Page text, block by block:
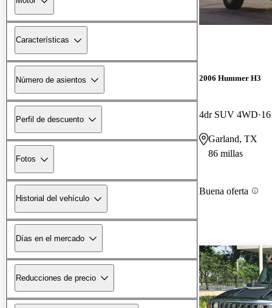
Características
Número de asientos
Perfil de descuento
Fotos
Historial del vehículo
Días en el mercado
Reducciones de precio
2006 Hummer H3
4dr SUV 4WD
Garland, TX
86 millas
Buena oferta